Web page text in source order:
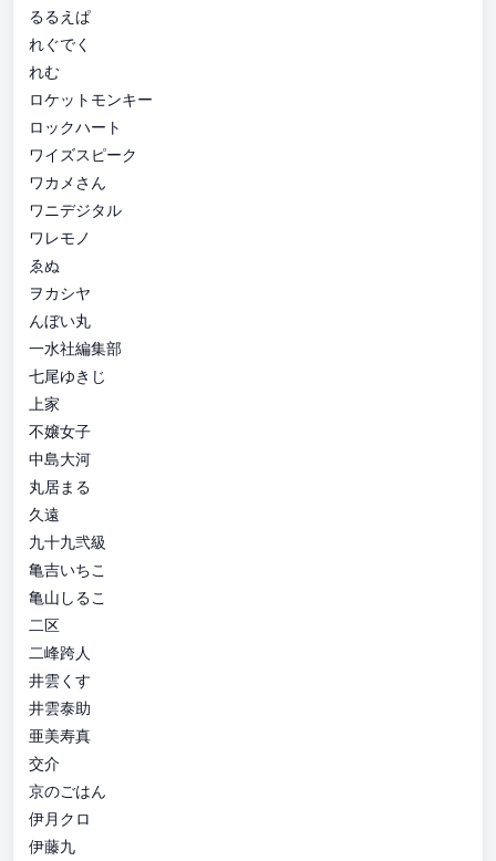
るるえぱ
れぐでく
れむ
ロケットモンキー
ロックハート
ワイズスピーク
ワカメさん
ワニデジタル
ワレモノ
ゑぬ
ヲカシヤ
んぼい丸
一水社編集部
七尾ゆきじ
上家
不嬢女子
中島大河
丸居まる
久遠
九十九弐級
亀吉いちこ
亀山しるこ
二区
二峰跨人
井雲くす
井雲泰助
亜美寿真
交介
京のごはん
伊月クロ
伊藤九